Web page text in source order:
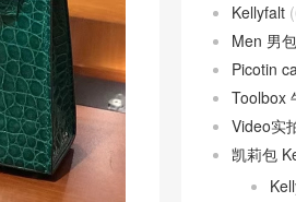
Kellyfalt
Men 男包
Picotin
Toolbox
Video实
凯莉包